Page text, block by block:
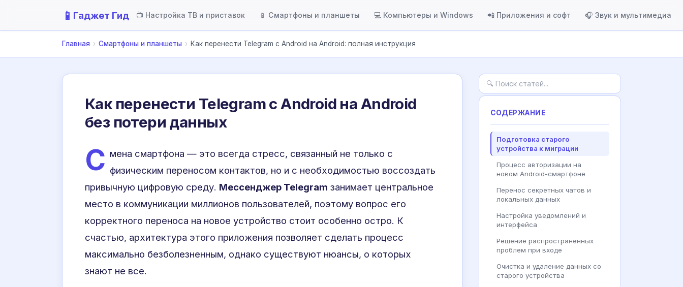
📱 Гаджет Гид 📺 Настройка ТВ и приставок 📱 Смартфоны и планшеты 💻 Компьютеры и Windows 📲 Приложения и софт 🎧 Звук и мультимедиа
Главная › Смартфоны и планшеты › Как перенести Telegram с Android на Android: полная инструкция
Как перенести Telegram с Android на Android
без потери данных
С мена смартфона — это всегда стресс, связанный не только с
физическим переносом контактов, но и с необходимостью воссоздать
привычную цифровую среду. Мессенджер Telegram занимает центральное
место в коммуникации миллионов пользователей, поэтому вопрос его
корректного переноса на новое устройство стоит особенно остро. К
счастью, архитектура этого приложения позволяет сделать процесс
максимально безболезненным, однако существуют нюансы, о которых
знают не все.
СОДЕРЖАНИЕ
Подготовка старого
устройства к миграции
Процесс авторизации на
новом Android-смартфоне
Перенос секретных чатов и
локальных данных
Настройка уведомлений и
интерфейса
Решение распространенных
проблем при входе
Очистка и удаление данных со
старого устройства